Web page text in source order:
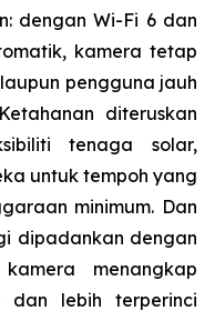
dengan Wi-Fi 6 dan
kamera tetap
pengguna jauh
diteruskan
tenaga solar,
untuk tempoh yang
minimum. Dan
dipadankan dengan
menangkap
dan lebih terperinci